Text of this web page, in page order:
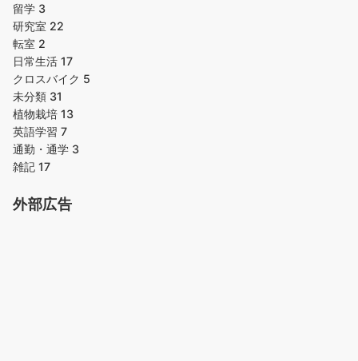
留学 3
研究室 22
転室 2
日常生活 17
クロスバイク 5
未分類 31
植物栽培 13
英語学習 7
通勤・通学 3
雑記 17
外部広告